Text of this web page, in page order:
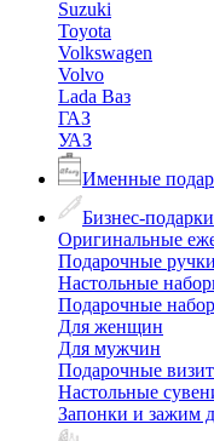
Suzuki
Toyota
Volkswagen
Volvo
Lada Ваз
ГАЗ
УАЗ
Именные
Бизнес-подарки
Оригинальные
Подарочные ручки
Настольные
Подарочные
Для женщин
Для мужчин
Подарочные
Настольные
Запонки и зажим